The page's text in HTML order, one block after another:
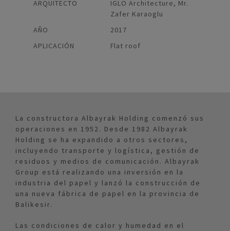
ARQUITECTO
IGLO Architecture, Mr.
Zafer Karaoglu
AÑO
2017
APLICACIÓN
Flat roof
La constructora Albayrak Holding comenzó sus
operaciones en 1952. Desde 1982 Albayrak
Holding se ha expandido a otros sectores,
incluyendo transporte y logística, gestión de
residuos y medios de comunicación. Albayrak
Group está realizando una inversión en la
industria del papel y lanzó la construcción de
una nueva fábrica de papel en la provincia de
Balikesir.
Las condiciones de calor y humedad en el